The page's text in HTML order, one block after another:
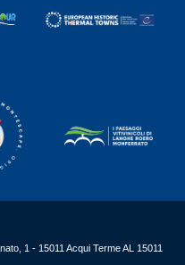
1 - 15011 Acqui Terme AL 15011